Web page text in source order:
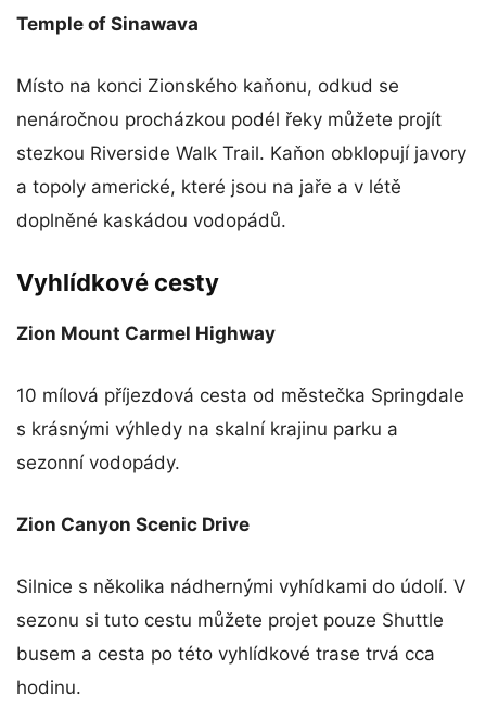
Temple of Sinawava
Místo na konci Zionského kaňonu, odkud se
nenáročnou procházkou podél řeky můžete projít
stezkou Riverside Walk Trail. Kaňon obklopují javory
a topoly americké, které jsou na jaře a v létě
doplněné kaskádou vodopádů.
Vyhlídkové cesty
Zion Mount Carmel Highway
10 mílová příjezdová cesta od městečka Springdale
s krásnými výhledy na skalní krajinu parku a
sezonní vodopády.
Zion Canyon Scenic Drive
Silnice s několika nádhernými vyhídkami do údolí. V
sezonu si tuto cestu můžete projet pouze Shuttle
busem a cesta po této vyhlídkové trase trvá cca
hodinu.